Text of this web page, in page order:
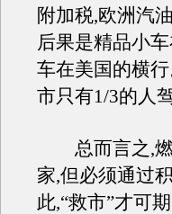
附加税,欧洲汽
后果是精品小
车在美国的横
市只有1/3的人
总而言之,燃
家,但必须通过
此,“救市”才可期